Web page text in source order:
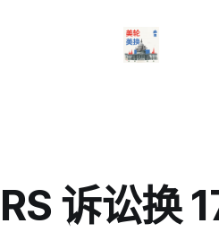
诉讼换